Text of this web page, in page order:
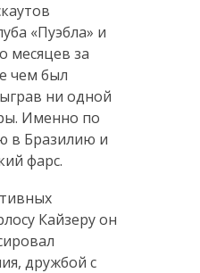
«Пуэбла» и
месяцев за
чем был
ни одной
Именно по
в Бразилию и
фарс.
Кайзеру он
дружбой с